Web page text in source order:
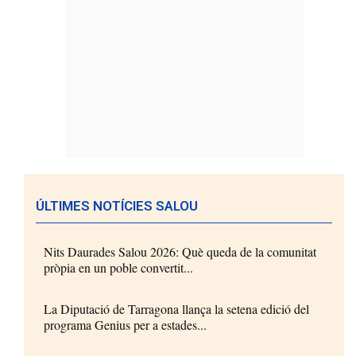
ÚLTIMES NOTÍCIES SALOU
Nits Daurades Salou 2026: Què queda de la comunitat
pròpia en un poble convertit...
La Diputació de Tarragona llança la setena edició del
programa Genius per a estades...